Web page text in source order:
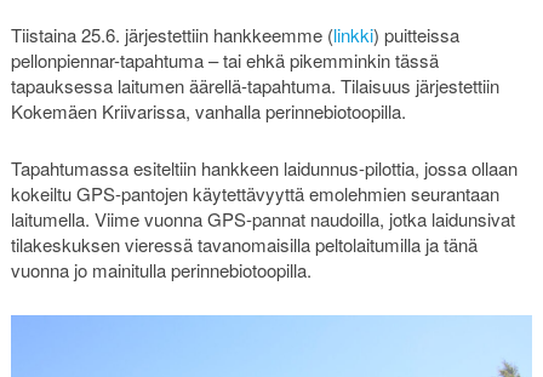
Tiistaina 25.6. järjestettiin hankkeemme (linkki) puitteissa
pellonpiennar-tapahtuma – tai ehkä pikemminkin tässä
tapauksessa laitumen äärellä-tapahtuma. Tilaisuus järjestettiin
Kokemäen Kriivarissa, vanhalla perinnebiotoopilla.
Tapahtumassa esiteltiin hankkeen laidunnus-pilottia, jossa ollaan
kokeiltu GPS-pantojen käytettävyyttä emolehmien seurantaan
laitumella. Viime vuonna GPS-pannat naudoilla, jotka laidunsivat
tilakeskuksen vieressä tavanomaisilla peltolaitumilla ja tänä
vuonna jo mainitulla perinnebiotoopilla.